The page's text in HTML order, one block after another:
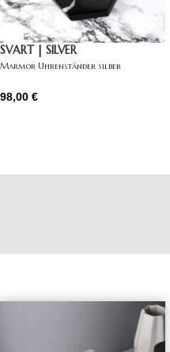
SVART | SILVER
Marmor Uhrenständer silber
98,00 €